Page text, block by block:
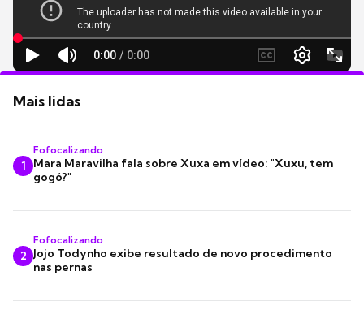
Mais lidas
1
Fofocalizando
Mara Maravilha fala sobre Xuxa em vídeo: "Xuxu, tem
gogó?"
2
Fofocalizando
Jojo Todynho exibe resultado de novo procedimento
nas pernas